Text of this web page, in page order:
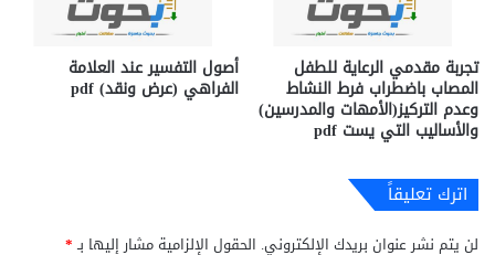
تجربة مقدمي الرعاية للطفل
المصاب باضطراب فرط النشاط
وعدم التركيز(الأمهات والمدرسين)
والأساليب التي يست pdf
أصول التفسير عند العلامة
الفراهي (عرض ونقد) pdf
اترك تعليقاً
لن يتم نشر عنوان بريدك الإلكتروني. الحقول الإلزامية مشار إليها بـ*